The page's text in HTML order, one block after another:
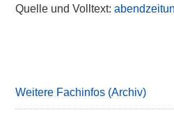
Quelle und Volltext:
Weitere Fachinfos (Archiv)